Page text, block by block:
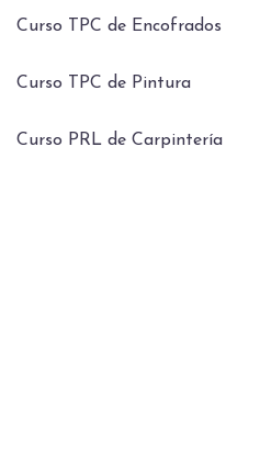
Curso TPC de Encofrados
Curso TPC de Pintura
Curso PRL de Carpintería